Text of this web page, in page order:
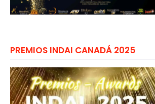
PREMIOS INDAI CANADÁ 2025